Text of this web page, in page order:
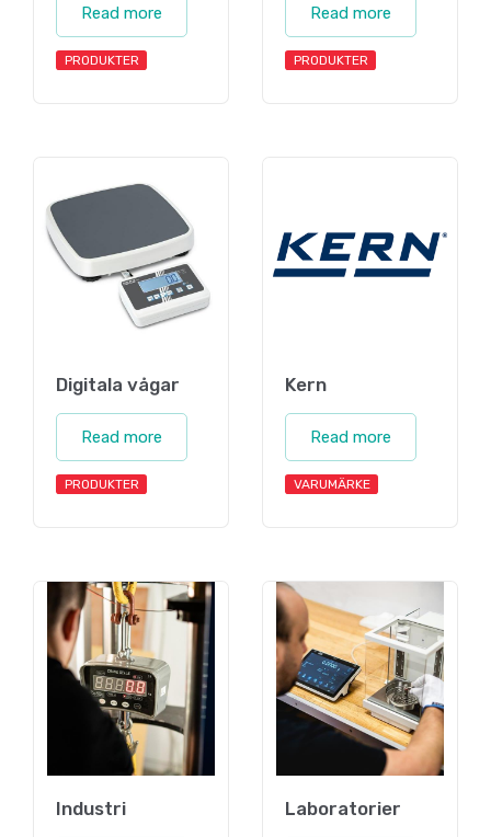
Read more
PRODUKTER
Read more
PRODUKTER
Digitala vågar
Read more
PRODUKTER
Kern
Read more
VARUMÄRKE
Industri Laboratorier